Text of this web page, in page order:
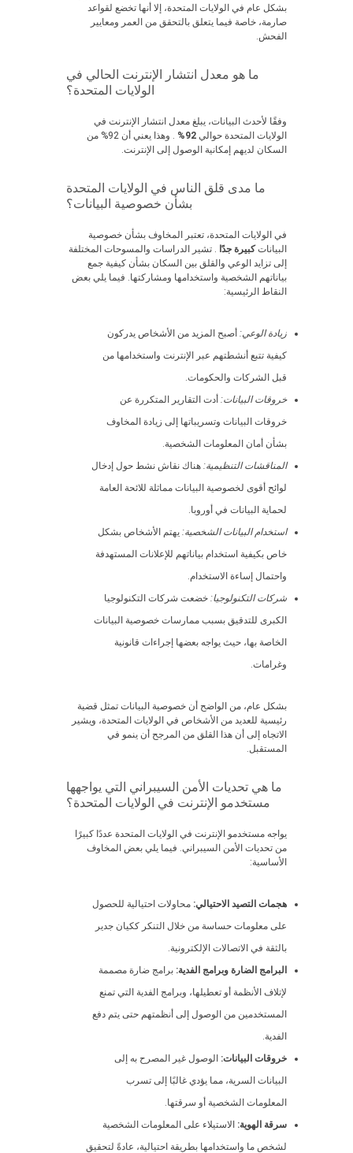
بشكل عام في الولايات المتحدة، إلا أنها تخضع لقواعد
صارمة، خاصة فيما يتعلق بالتحقق من العمر ومعايير
الفحش.
ما هو معدل انتشار الإنترنت الحالي في
الولايات المتحدة؟
وفقًا لأحدث البيانات، يبلغ معدل انتشار الإنترنت في
الولايات المتحدة حوالي 92%
. وهذا يعني أن 92% من
السكان لديهم إمكانية الوصول إلى الإنترنت.
ما مدى قلق الناس في الولايات المتحدة
بشأن خصوصية البيانات؟
في الولايات المتحدة، تعتبر المخاوف بشأن خصوصية
البياناتكبيرة جدًا . تشير الدراسات والمسوحات المختلفة
إلى تزايد الوعي والقلق بين السكان بشأن كيفية جمع
بياناتهم الشخصية واستخدامها ومشاركتها. فيما يلي بعض
النقاط الرئيسية:
زيادة الوعي: أصبح المزيد من الأشخاص يدركون
كيفية تتبع أنشطتهم عبر الإنترنت واستخدامها من
قبل الشركات والحكومات.
خروقات البيانات: أدت التقارير المتكررة عن
خروقات البيانات وتسريباتها إلى زيادة المخاوف
بشأن أمان المعلومات الشخصية.
المناقشات التنظيمية: هناك نقاش نشط حول إدخال
لوائح أقوى لخصوصية البيانات مماثلة للائحة العامة
لحماية البيانات في أوروبا.
استخدام البيانات الشخصية: يهتم الأشخاص بشكل
خاص بكيفية استخدام بياناتهم للإعلانات المستهدفة
واحتمال إساءة الاستخدام.
شركات التكنولوجيا: خضعت شركات التكنولوجيا
الكبرى للتدقيق بسبب ممارسات خصوصية البيانات
الخاصة بها، حيث يواجه بعضها إجراءات قانونية
وغرامات.
بشكل عام، من الواضح أن خصوصية البيانات تمثل قضية
رئيسية للعديد من الأشخاص في الولايات المتحدة، ويشير
الاتجاه إلى أن هذا القلق من المرجح أن ينمو في
المستقبل.
ما هي تحديات الأمن السيبراني التي يواجهها
مستخدمو الإنترنت في الولايات المتحدة؟
يواجه مستخدمو الإنترنت في الولايات المتحدة عددًا كبيرًا
من تحديات الأمن السيبراني. فيما يلي بعض المخاوف
الأساسية:
هجمات التصيد الاحتيالي: محاولات احتيالية للحصول
على معلومات حساسة من خلال التنكر ككيان جدير
بالثقة في الاتصالات الإلكترونية.
البرامج الضارة وبرامج الفدية: برامج ضارة مصممة
لإتلاف الأنظمة أو تعطيلها، وبرامج الفدية التي تمنع
المستخدمين من الوصول إلى أنظمتهم حتى يتم دفع
الفدية.
خروقات البيانات: الوصول غير المصرح به إلى
البيانات السرية، مما يؤدي غالبًا إلى تسرب
المعلومات الشخصية أو سرقتها.
سرقة الهوية: الاستيلاء على المعلومات الشخصية
لشخص ما واستخدامها بطريقة احتيالية، عادةً لتحقيق